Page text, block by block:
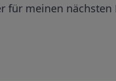
für meinen